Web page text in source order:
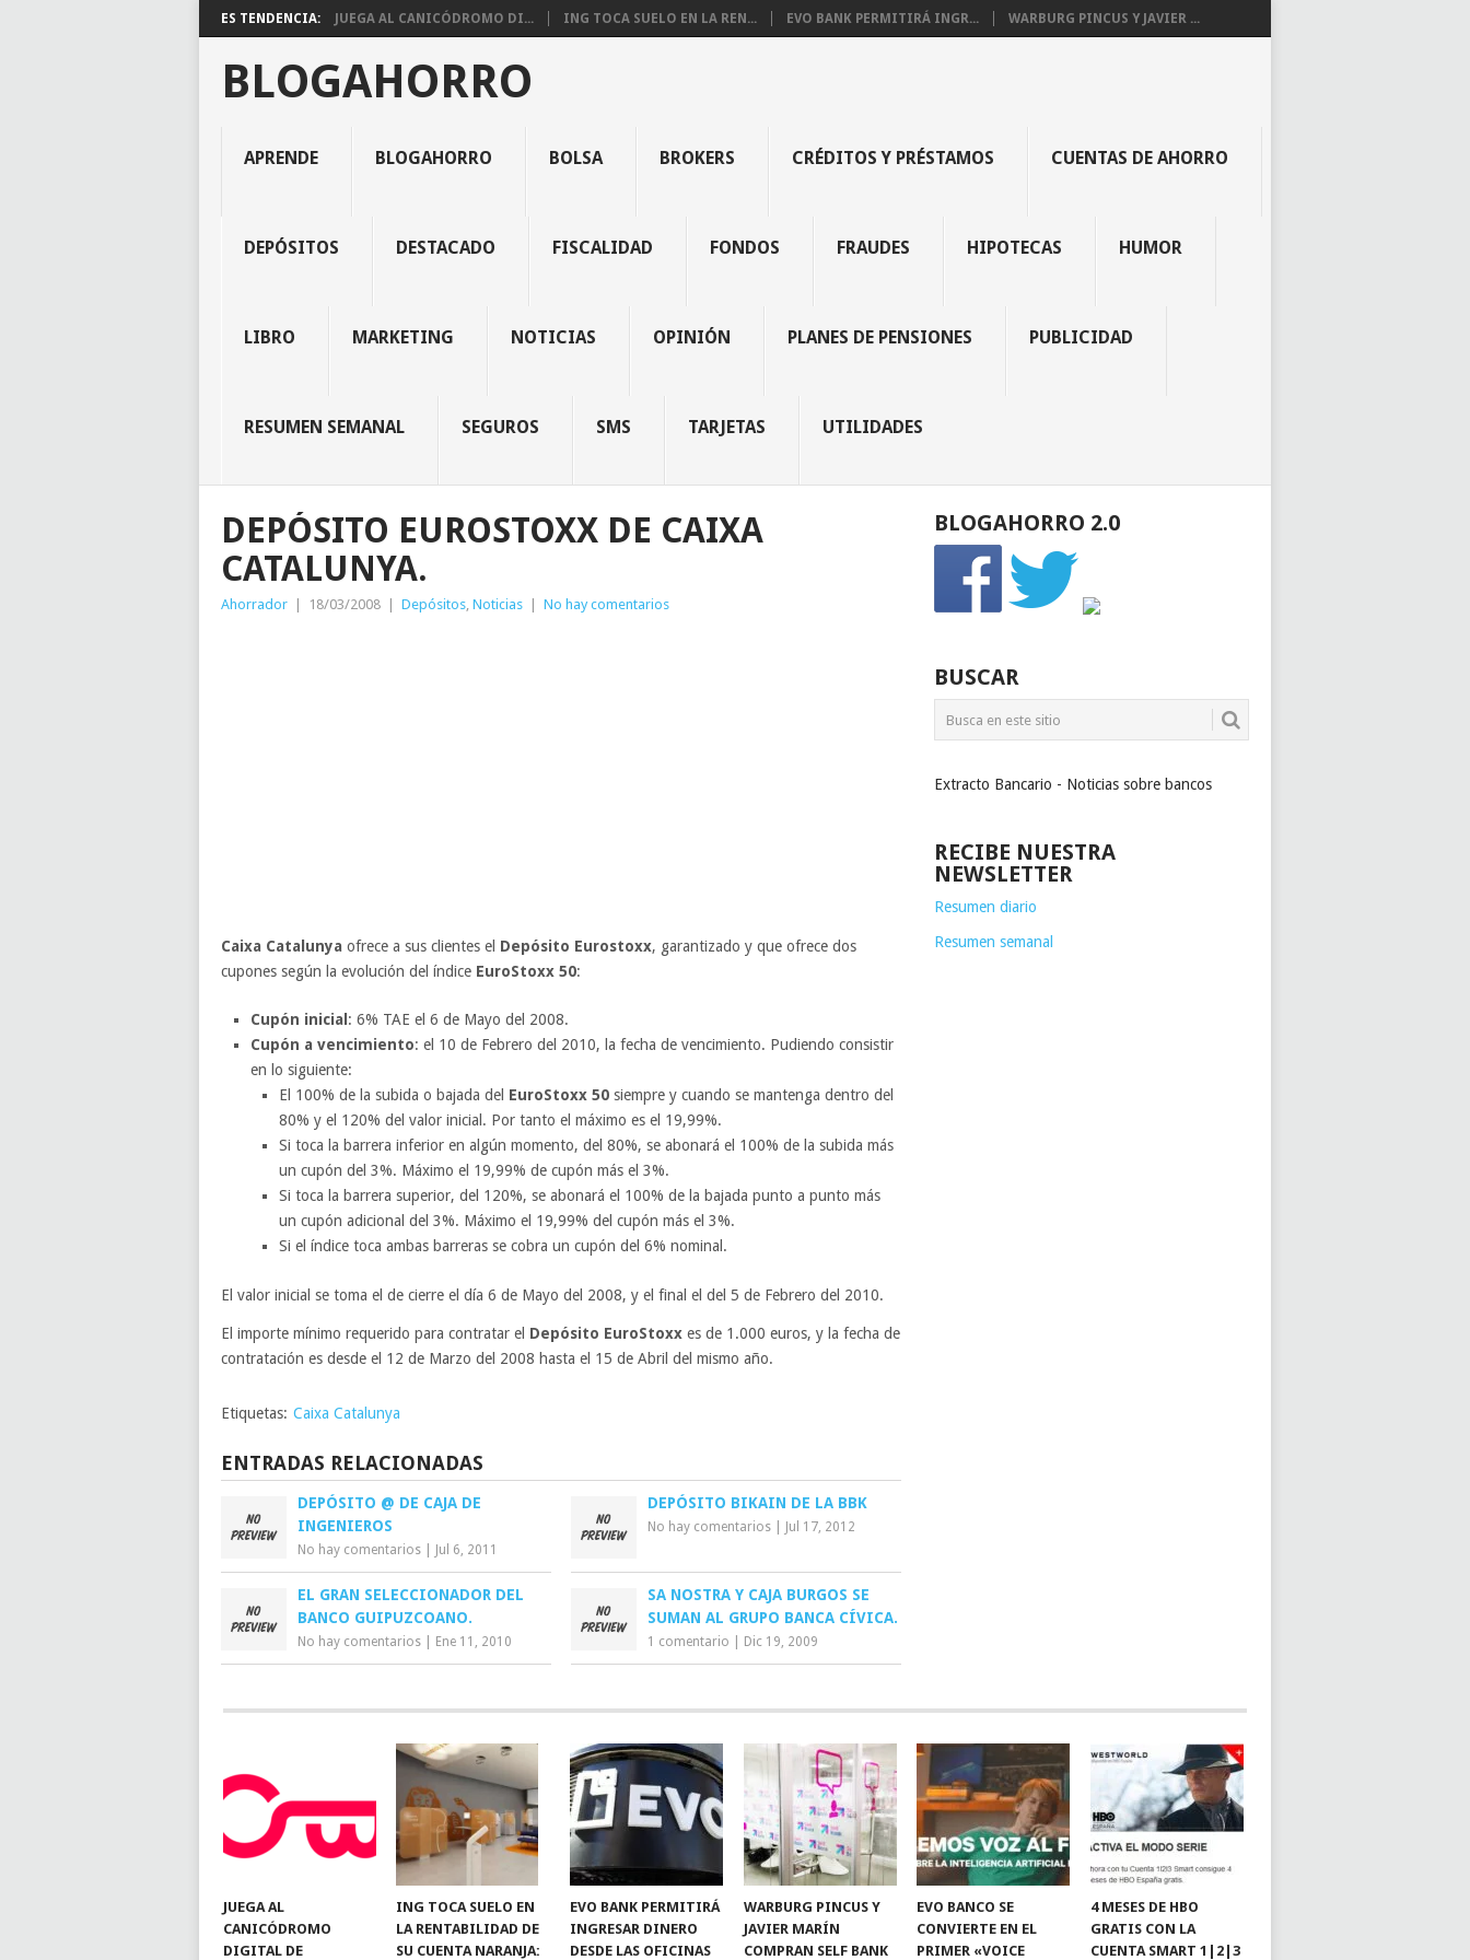
ES TENDENCIA: JUEGA AL CANICÓDROMO DI... ING TOCA SUELO EN LA REN... EVO BANK PERMITIRÁ INGR... WARBURG PINCUS Y JAVIER ...
BLOGAHORRO
APRENDE BLOGAHORRO BOLSA BROKERS CRÉDITOS Y PRÉSTAMOS CUENTAS DE AHORRO
DEPÓSITOS DESTACADO FISCALIDAD FONDOS FRAUDES HIPOTECAS HUMOR
LIBRO MARKETING NOTICIAS OPINIÓN PLANES DE PENSIONES PUBLICIDAD
RESUMEN SEMANAL SEGUROS SMS TARJETAS UTILIDADES
DEPÓSITO EUROSTOXX DE CAIXA
CATALUNYA.
Ahorrador 18/03/2008 Depósitos, Noticias No hay comentarios
Caixa Catalunya ofrece a sus clientes el Depósito Eurostoxx, garantizado y que ofrece dos
cupones según la evolución del índice EuroStoxx 50:
Cupón inicial : 6% TAE el 6 de Mayo del 2008.
Cupón a vencimiento: el 10 de Febrero del 2010, la fecha de vencimiento. Pudiendo consistir
en lo siguiente:
El 100% de la subida o bajada del EuroStoxx 50 siempre y cuando se mantenga dentro del
80% y el 120% del valor inicial. Por tanto el máximo es el 19,99%.
Si toca la barrera inferior en algún momento, del 80%, se abonará el 100% de la subida más
un cupón del 3%. Máximo el 19,99% de cupón más el 3%.
Si toca la barrera superior, del 120%, se abonará el 100% de la bajada punto a punto más
un cupón adicional del 3%. Máximo el 19,99% del cupón más el 3%.
Si el índice toca ambas barreras se cobra un cupón del 6% nominal.
El valor inicial se toma el de cierre el día 6 de Mayo del 2008, y el final el del 5 de Febrero del 2010.
El importe mínimo requerido para contratar el Depósito EuroStoxx es de 1.000 euros, y la fecha de
contratación es desde el 12 de Marzo del 2008 hasta el 15 de Abril del mismo año.
Etiquetas: Caixa Catalunya
ENTRADAS RELACIONADAS
DEPÓSITO @ DE CAJA DE
INGENIEROS
No hay comentarios Jul 6, 2011
DEPÓSITO BIKAIN DE LA BBK
No hay comentarios Jul 17, 2012
EL GRAN SELECCIONADOR DEL
BANCO GUIPUZCOANO.
No hay comentarios Ene 11, 2010
SA NOSTRA Y CAJA BURGOS SE
SUMAN AL GRUPO BANCA CÍVICA.
1 comentario Dic 19, 2009
BLOGAHORRO 2.0
BUSCAR
Extracto Bancario - Noticias sobre bancos
RECIBE NUESTRA
NEWSLETTER
Resumen diario
Resumen semanal
JUEGA AL
CANICÓDROMO
DIGITAL DE
ING TOCA SUELO EN
LA RENTABILIDAD DE
SU CUENTA NARANJA:
EVO BANK PERMITIRÁ
INGRESAR DINERO
DESDE LAS OFICINAS
WARBURG PINCUS Y
JAVIER MARÍN
COMPRAN SELF BANK
EVO BANCO SE
CONVIERTE EN EL
PRIMER «VOICE
4 MESES DE HBO
GRATIS CON LA
CUENTA SMART 1|2|3